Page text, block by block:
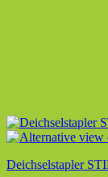
Deichselstapler